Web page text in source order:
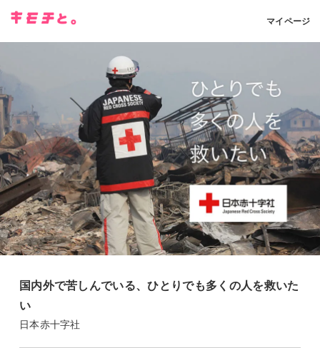
マイページ
国内外で苦しんでいる、ひとりでも多くの人を救いた
い
日本赤十字社